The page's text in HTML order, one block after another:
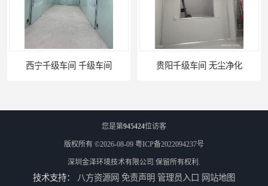
西宁千级车间 千级车间 贵阳千级车间 无尘净化
您是第945424位访客
版权所有 ©2026-08-09 粤ICP备2022094237号
深圳金泽环境技术有限公司 保留所有权利.
技术支持： 八方资源网 免责声明 管理员入口 网站地图